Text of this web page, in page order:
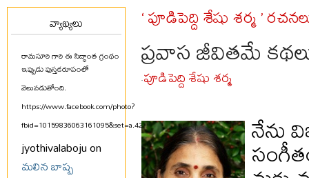
వ్యాఖ్యలు
రామసూరి గారి ఈ సిద్ధాంత గ్రంథం
ఇప్పుడు పుస్తకరూపంలో
వెలువడుతోంది.
https://www.facebook.com/photo?
fbid=10159836063161095&set=a.425580711094...
jyothivalaboju on
మలిన బాష్ప
‘ పూడిపెద్ది శేషు శర్మ ’
ప్రవాస జీవితమే
-పూడిపెద్ది శేషు శర్మ
నేను